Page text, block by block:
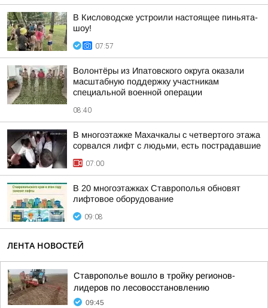
В Кисловодске устроили настоящее пиньята-
шоу!
07:57
Волонтёры из Ипатовского округа оказали
масштабную поддержку участникам
специальной военной операции
08:40
В многоэтажке Махачкалы с четвертого этажа
сорвался лифт с людьми, есть пострадавшие
07:00
В 20 многоэтажках Ставрополья обновят
лифтовое оборудование
09:08
ЛЕНТА НОВОСТЕЙ
Ставрополье вошло в тройку регионов-
лидеров по лесовосстановлению
09:45